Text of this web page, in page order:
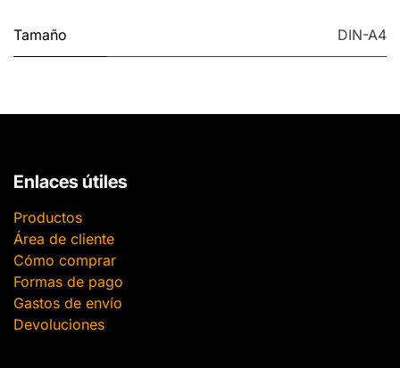
Tamaño DIN-A4
Enlaces útiles
Productos
Área de cliente
Cómo comprar
Formas de pago
Gastos de envío
Devoluciones